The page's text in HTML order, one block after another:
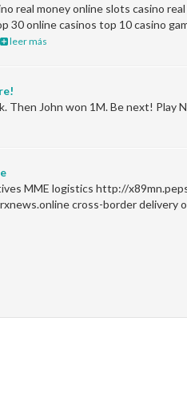
real money online slots casino
30 online casinos top 10 casino
leer más
Then John won 1M. Be next! Play
MME logistics http://
cross-border delivery